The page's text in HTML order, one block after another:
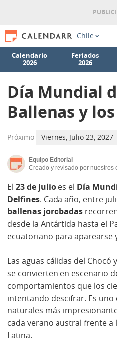
Chile
Calendario
2026
Feriados
2026
Día Mundial
Ballenas y
Próximo Viernes, Julio 23, 2027
Equipo Editorial
Creado y revisado por nuestros
El 23 de julio es el Día
Delfines. Cada año, entre
ballenas jorobadas
desde la Antártida hasta el
ecuatoriano para aparearse
Las aguas cálidas del Chocó
se convierten en escenario
comportamientos que los
intentando descifrar. Es uno
naturales más
cada verano austral frente a
Latina.